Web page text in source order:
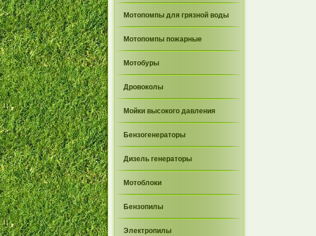
Мотопомпы для грязной воды
Мотопомпы пожарные
Мотобуры
Дровоколы
Мойки высокого давления
Бензогенераторы
Дизель генераторы
Мотоблоки
Бензопилы
Электропилы